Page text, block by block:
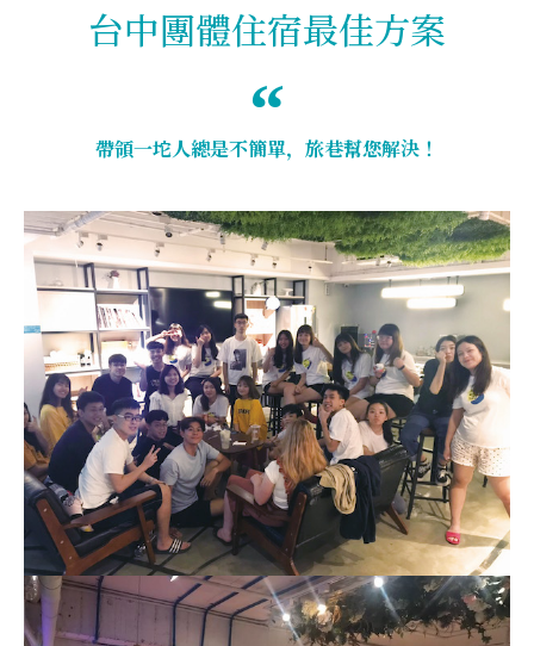
台中團體住宿最佳方案
帶領一坨人總是不簡單，旅巷幫您解決！